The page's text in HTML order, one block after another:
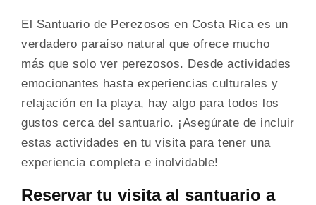
El Santuario de Perezosos en Costa Rica es un
verdadero paraíso natural que ofrece mucho
más que solo ver perezosos. Desde actividades
emocionantes hasta experiencias culturales y
relajación en la playa, hay algo para todos los
gustos cerca del santuario. ¡Asegúrate de incluir
estas actividades en tu visita para tener una
experiencia completa e inolvidable!
Reservar tu visita al santuario a